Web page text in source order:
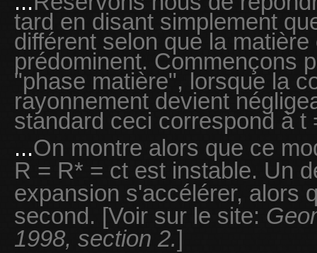
tard en disant simplement
différent selon que la
prédominent. Commençons
"phase matière", lorsque la
rayonnement devient
standard ceci correspond à t
...On montre alors que ce
R = R* = ct est instable. Un
expansion s'accélérer, alors
second. [Voir sur le site:
1998, section 2.]